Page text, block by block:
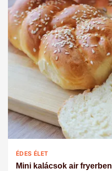
ÉDES ÉLET
Mini kalácsok air fryerben